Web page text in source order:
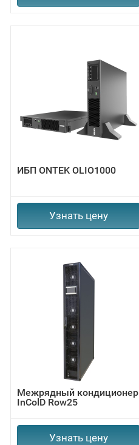
ИБП ONTEK OLIO1000
Узнать цену
Межрядный кондиционер
InColD Row25
Узнать цену